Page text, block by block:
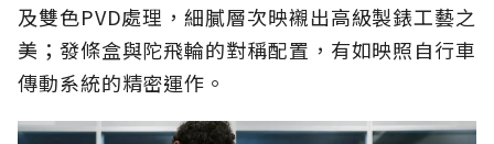
及雙色PVD處理，細膩層次映襯出高級製錶工藝之
美；發條盒與陀飛輪的對稱配置，有如映照自行車
傳動系統的精密運作。